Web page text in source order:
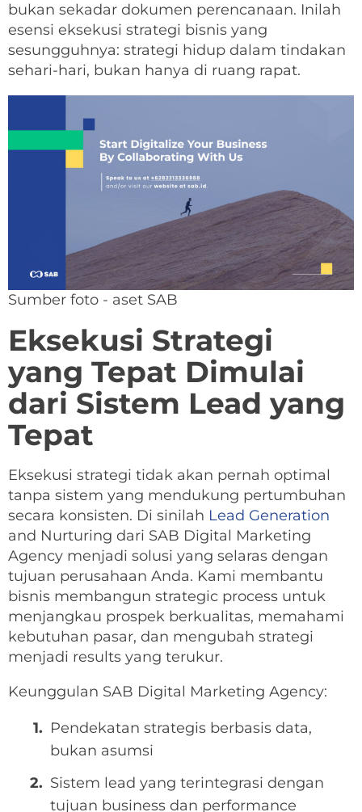
bukan sekadar dokumen perencanaan. Inilah
esensi eksekusi strategi bisnis yang
sesungguhnya: strategi hidup dalam tindakan
sehari-hari, bukan hanya di ruang rapat.
Sumber foto - aset SAB
Eksekusi Strategi
yang Tepat Dimulai
dari Sistem Lead yang
Tepat
Eksekusi strategi tidak akan pernah optimal
tanpa sistem yang mendukung pertumbuhan
secara konsisten. Di sinilah Lead Generation
and Nurturing dari SAB Digital Marketing
Agency menjadi solusi yang selaras dengan
tujuan perusahaan Anda. Kami membantu
bisnis membangun strategic process untuk
menjangkau prospek berkualitas, memahami
kebutuhan pasar, dan mengubah strategi
menjadi results yang terukur.
Keunggulan SAB Digital Marketing Agency:
Pendekatan strategis berbasis data,
bukan asumsi
Sistem lead yang terintegrasi dengan
tujuan business dan performance